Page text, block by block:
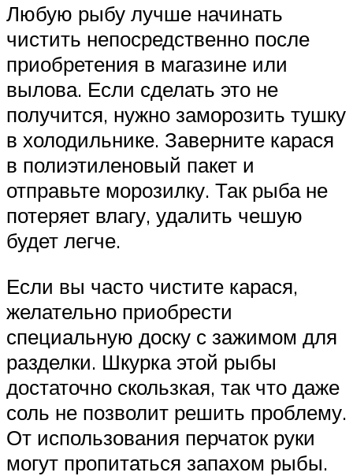
Любую рыбу лучше начинать
чистить непосредственно после
приобретения в магазине или
вылова. Если сделать это не
получится, нужно заморозить тушку
в холодильнике. Заверните карася
в полиэтиленовый пакет и
отправьте морозилку. Так рыба не
потеряет влагу, удалить чешую
будет легче.
Если вы часто чистите карася,
желательно приобрести
специальную доску с зажимом для
разделки. Шкурка этой рыбы
достаточно скользкая, так что даже
соль не позволит решить проблему.
От использования перчаток руки
могут пропитаться запахом рыбы.